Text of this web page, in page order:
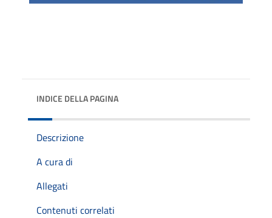
INDICE DELLA PAGINA
Descrizione
A cura di
Allegati
Contenuti correlati